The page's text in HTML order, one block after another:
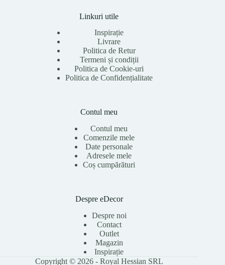
Linkuri utile
Inspirație
Livrare
Politica de Retur
Termeni și condiții
Politica de Cookie-uri
Politica de Confidențialitate
Contul meu
Contul meu
Comenzile mele
Date personale
Adresele mele
Coș cumpărături
Despre eDecor
Despre noi
Contact
Outlet
Magazin
Inspirație
Copyright © 2026 - Royal Hessian SRL